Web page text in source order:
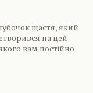
щастя, який
на цей
вам постійно